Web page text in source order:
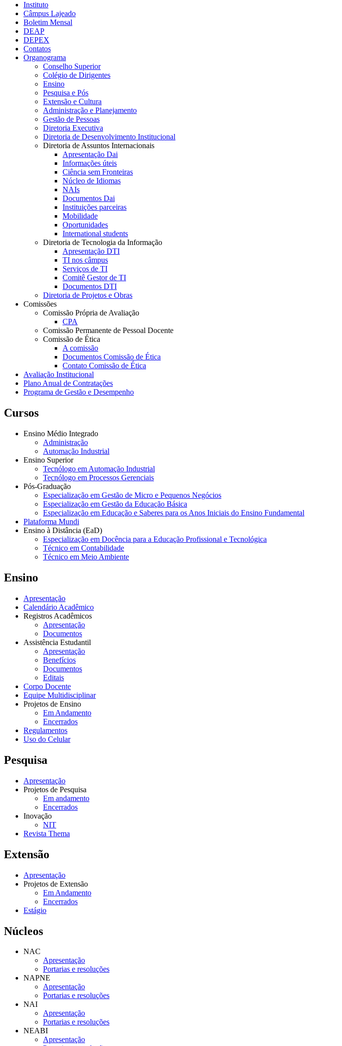
Instituto
Câmpus Lajeado
Boletim Mensal
DEAP
DEPEX
Contatos
Organograma
Conselho Superior
Colégio de Dirigentes
Ensino
Pesquisa e Pós
Extensão e Cultura
Administração e Planejamento
Gestão de Pessoas
Diretoria Executiva
Diretoria de Desenvolvimento Institucional
Diretoria de Assuntos Internacionais
Apresentação Dai
Informações úteis
Ciência sem Fronteiras
Núcleo de Idiomas
NAIs
Documentos Dai
Instituições parceiras
Mobilidade
Oportunidades
International students
Diretoria de Tecnologia da Informação
Apresentação DTI
TI nos câmpus
Serviços de TI
Comitê Gestor de TI
Documentos DTI
Diretoria de Projetos e Obras
Comissões
Comissão Própria de Avaliação
CPA
Comissão Permanente de Pessoal Docente
Comissão de Ética
A comissão
Documentos Comissão de Ética
Contato Comissão de Ética
Avaliação Institucional
Plano Anual de Contratações
Programa de Gestão e Desempenho
Cursos
Ensino Médio Integrado
Administração
Automação Industrial
Ensino Superior
Tecnólogo em Automação Industrial
Tecnólogo em Processos Gerenciais
Pós-Graduação
Especialização em Gestão de Micro e Pequenos Negócios
Especialização em Gestão da Educação Básica
Especialização em Educação e Saberes para os Anos Iniciais do Ensino Fundamental
Plataforma Mundi
Ensino à Distância (EaD)
Especialização em Docência para a Educação Profissional e Tecnológica
Técnico em Contabilidade
Técnico em Meio Ambiente
Ensino
Apresentação
Calendário Acadêmico
Registros Acadêmicos
Apresentação
Documentos
Assistência Estudantil
Apresentação
Benefícios
Documentos
Editais
Corpo Docente
Equipe Multidisciplinar
Projetos de Ensino
Em Andamento
Encerrados
Regulamentos
Uso do Celular
Pesquisa
Apresentação
Projetos de Pesquisa
Em andamento
Encerrados
Inovação
NIT
Revista Thema
Extensão
Apresentação
Projetos de Extensão
Em Andamento
Encerrados
Estágio
Núcleos
NAC
Apresentação
Portarias e resoluções
NAPNE
Apresentação
Portarias e resoluções
NAI
Apresentação
Portarias e resoluções
NEABI
Apresentação